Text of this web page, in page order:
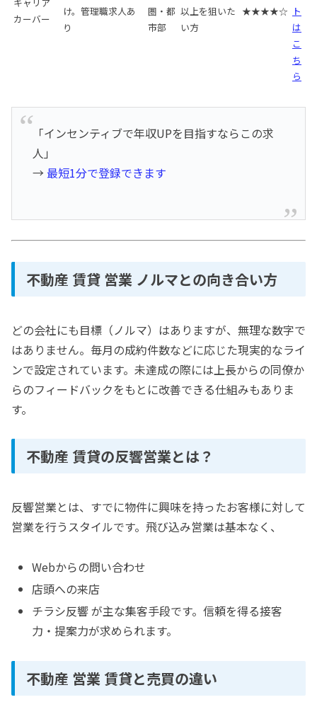
カーバー
け。管理職求人あ
り
圏・都
市部
以上を狙いた
い方
★★★★☆ ト
は
こ
ち
ら
「インセンティブで年収UPを目指すならこの求
人」
→最短1分で登録できます
不動産 賃貸 営業 ノルマとの向き合い方
どの会社にも目標（ノルマ）はありますが、無理な数字で
はありません。毎月の成約件数などに応じた現実的なライ
ンで設定されています。未達成の際には上長からの同僚か
らのフィードバックをもとに改善できる仕組みもありま
す。
不動産 賃貸の反響営業とは？
反響営業とは、すでに物件に興味を持ったお客様に対して
営業を行うスタイルです。飛び込み営業は基本なく、
Webからの問い合わせ
店頭への来店
チラシ反響 が主な集客手段です。信頼を得る接客
力・提案力が求められます。
不動産 営業 賃貸と売買の違い